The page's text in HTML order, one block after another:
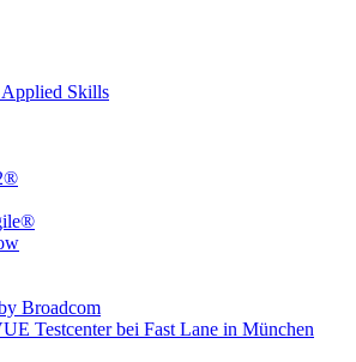
Skills
Broadcom
Testcenter bei Fast Lane in München